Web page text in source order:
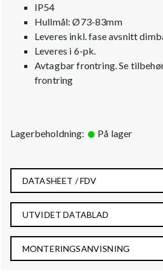
IP54
Hullmål: Ø73-83mm
Leveres inkl. fase avsnitt
Leveres i 6-pk.
Avtagbar frontring. Se
frontring
Lagerbeholdning: På lager
DATASHEET / FDV
UTVIDET DATABLAD
MONTERINGSANVISNING